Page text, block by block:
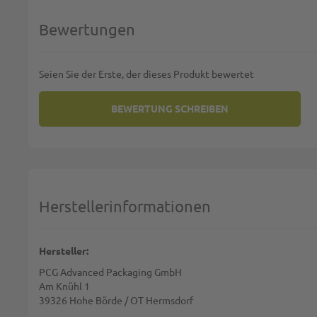
Bewertungen
Seien Sie der Erste, der dieses Produkt bewertet
BEWERTUNG SCHREIBEN
Zusammenfassung:
Herstellerinformationen
Hersteller:
PCG Advanced Packaging GmbH
Am Knühl 1
39326 Hohe Börde / OT Hermsdorf